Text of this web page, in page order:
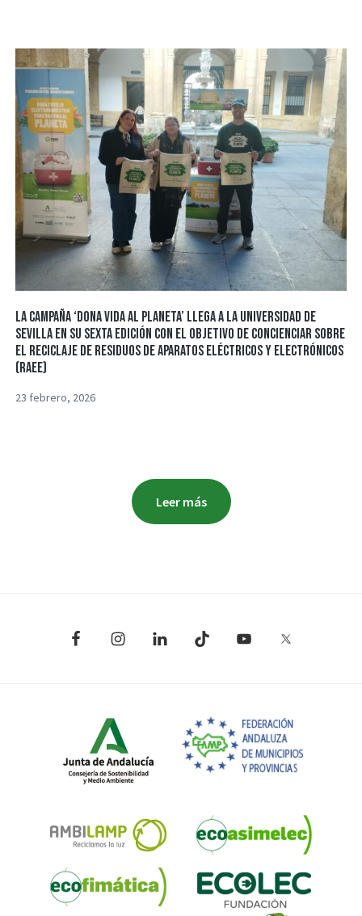
La campaña ‘Dona Vida al Planeta’ llega a la Universidad de
Sevilla en su sexta edición con el objetivo de concienciar sobre
el reciclaje de residuos de aparatos eléctricos y electrónicos
(RAEE)
23 febrero, 2026
Leer más